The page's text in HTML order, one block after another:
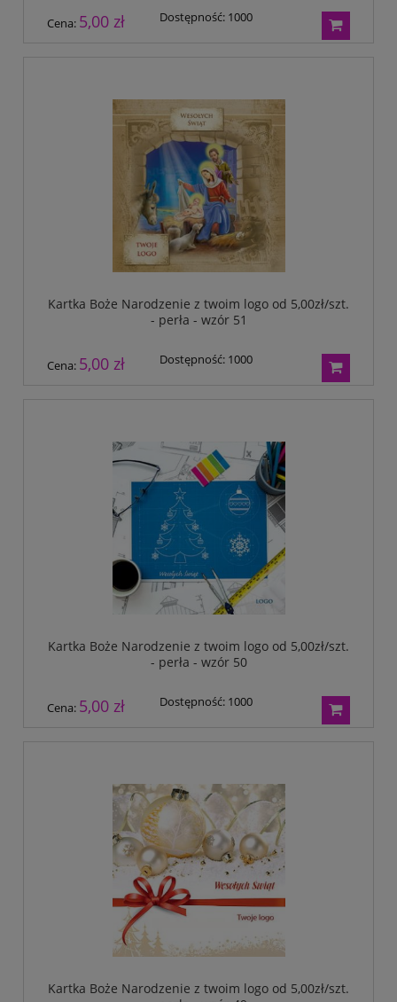
Cena: 5,00 zł Dostępność: 1000
Kartka Boże Narodzenie z twoim logo od 5,00zł/szt.
- perła - wzór 51
Cena: 5,00 zł Dostępność: 1000
Kartka Boże Narodzenie z twoim logo od 5,00zł/szt.
- perła - wzór 50
Cena: 5,00 zł Dostępność: 1000
Kartka Boże Narodzenie z twoim logo od 5,00zł/szt.